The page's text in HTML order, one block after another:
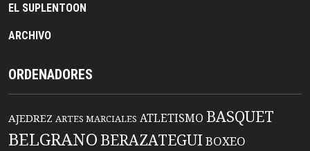
EL SUPLENTOON
ARCHIVO
ORDENADORES
AJEDREZ ARTES MARCIALES ATLETISMO BASQUET
BELGRANO BERAZATEGUIBOXEO